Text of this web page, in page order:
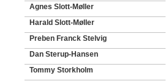
Agnes Slott-Møller
Harald Slott-Møller
Preben Franck Stelvig
Dan Sterup-Hansen
Tommy Storkholm